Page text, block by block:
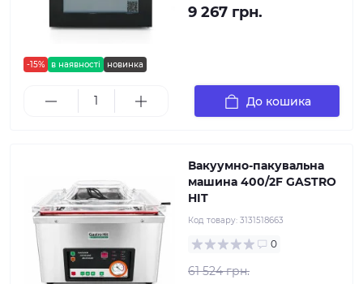
-15% в наявності новинка
9 267 грн.
До кошика
Вакуумно-пакувальна
машина 400/2F GASTRO
HIT
Код товару: 3131518663
0
61 524 грн.